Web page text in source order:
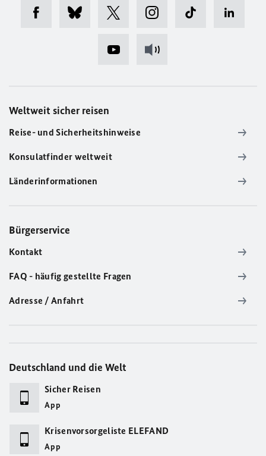
Weltweit sicher reisen
Reise- und Sicherheitshinweise
Konsulatfinder weltweit
Länderinformationen
Bürgerservice
Kontakt
FAQ - häufig gestellte Fragen
Adresse / Anfahrt
Deutschland und die Welt
Sicher Reisen
App
Krisenvorsorgeliste ELEFAND
App